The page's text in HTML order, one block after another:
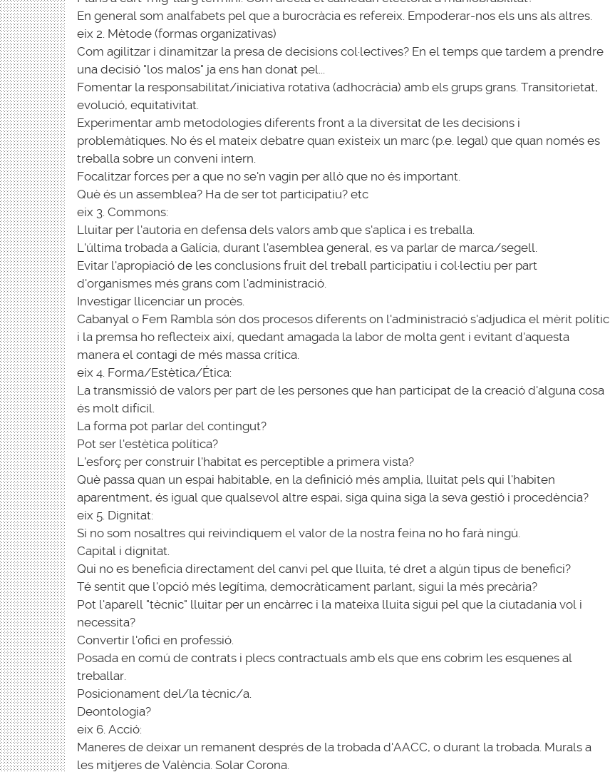
En general som analfabets pel que a burocràcia es refereix. Empoderar-nos els uns als altres.
eix 2. Mètode (formas organizativas)
Com agilitzar i dinamitzar la presa de decisions col·lectives? En el temps que tardem a prendre
una decisió "los malos" ja ens han donat pel...
Fomentar la responsabilitat/iniciativa rotativa (adhocràcia) amb els grups grans. Transitorietat,
evolució, equitativitat.
Experimentar amb metodologies diferents front a la diversitat de les decisions i
problemàtiques. No és el mateix debatre quan existeix un marc (p.e. legal) que quan només es
treballa sobre un conveni intern.
Focalitzar forces per a que no se'n vagin per allò que no és important.
Què és un assemblea? Ha de ser tot participatiu? etc
eix 3. Commons:
Lluitar per l'autoria en defensa dels valors amb que s'aplica i es treballa.
L'última trobada a Galícia, durant l'asemblea general, es va parlar de marca/segell.
Evitar l'apropiació de les conclusions fruit del treball participatiu i col·lectiu per part
d'organismes més grans com l'administració.
Investigar llicenciar un procès.
Cabanyal o Fem Rambla són dos procesos diferents on l'administració s'adjudica el mèrit polític
i la premsa ho reflecteix així, quedant amagada la labor de molta gent i evitant d'aquesta
manera el contagi de més massa crítica.
eix 4. Forma/Estètica/Ética:
La transmissió de valors per part de les persones que han participat de la creació d'alguna cosa
és molt difícil.
La forma pot parlar del contingut?
Pot ser l'estètica política?
L'esforç per construir l'habitat es perceptible a primera vista?
Què passa quan un espai habitable, en la definició més amplia, lluitat pels qui l'habiten
aparentment, és igual que qualsevol altre espai, siga quina siga la seva gestió i procedència?
eix 5. Dignitat:
Si no som nosaltres qui reivindiquem el valor de la nostra feina no ho farà ningú.
Capital i dignitat.
Qui no es beneficia directament del canvi pel que lluita, té dret a algún tipus de benefici?
Té sentit que l'opció més legítima, democràticament parlant, sigui la més precària?
Pot l'aparell "tècnic" lluitar per un encàrrec i la mateixa lluita sigui pel que la ciutadania vol i
necessita?
Convertir l'ofici en professió.
Posada en comú de contrats i plecs contractuals amb els que ens cobrim les esquenes al
treballar.
Posicionament del/la tècnic/a.
Deontologia?
eix 6. Acció:
Maneres de deixar un remanent després de la trobada d'AACC, o durant la trobada. Murals a
les mitjeres de València. Solar Corona.